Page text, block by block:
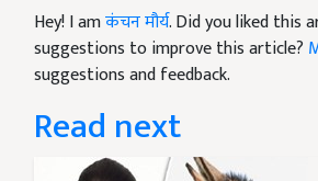
Hey! I amकंचन मौर्य. Did you liked this
suggestions to improve this article?
suggestions and feedback.
Read next